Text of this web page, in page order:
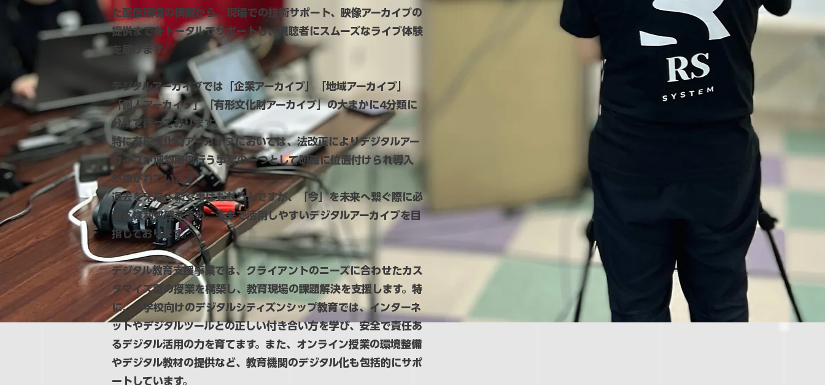
た配信環境の構築から、現場での技術サポート、映像アーカイブの
提供までをトータルでサポートし、視聴者にスムーズなライブ体験
を届けます。
デジタルアーカイブでは「企業アーカイブ」「地域アーカイブ」
「個人アーカイブ」「有形文化財アーカイブ」の大まかに4分類に
分けて行っております。
特に有形文化財アーカイブにおいては、法改正によりデジタルアー
カイブが博物館の行う事業の一つとして明確に位置付けられ導入
が急がれています。
過去を未来へ繋ぐ事はもちろんですが、「今」を未来へ繋ぐ際に必
要な権利処理を含め、未来で活用しやすいデジタルアーカイブを目
指しております。
デジタル教育支援事業では、クライアントのニーズに合わせたカス
タマイズ型の授業を構築し、教育現場の課題解決を支援します。特
に、小学校向けのデジタルシティズンシップ教育では、インターネ
ットやデジタルツールとの正しい付き合い方を学び、安全で責任あ
るデジタル活用の力を育てます。また、オンライン授業の環境整備
やデジタル教材の提供など、教育機関のデジタル化も包括的にサポ
ートしています。